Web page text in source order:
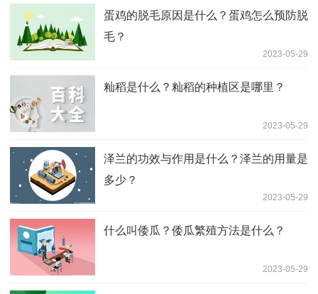
蛋鸡的脱毛原因是什么？蛋鸡怎么预防脱
毛？
2023-05-29
籼稻是什么？籼稻的种植区是哪里？
2023-05-29
泽兰的功效与作用是什么？泽兰的用量是
多少？
2023-05-29
什么叫倭瓜？倭瓜繁殖方法是什么？
2023-05-29